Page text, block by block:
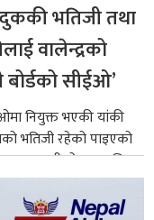
भतिजी तथा
वालेन्द्रको
बोर्डको सीईओ’
नियुक्त भएकी यांकी
भतिजी रहेको पाइएको
महाकालीको अञ्चलाधिश